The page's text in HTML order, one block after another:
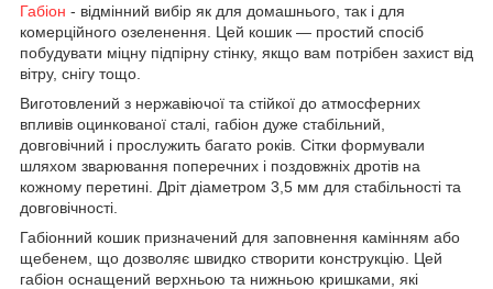
Габіон - відмінний вибір як для домашнього, так і для
комерційного озеленення. Цей кошик — простий спосіб
побудувати міцну підпірну стінку, якщо вам потрібен захист від
вітру, снігу тощо.
Виготовлений з нержавіючої та стійкої до атмосферних
впливів оцинкованої сталі, габіон дуже стабільний,
довговічний і прослужить багато років. Сітки формували
шляхом зварювання поперечних і поздовжніх дротів на
кожному перетині. Дріт діаметром 3,5 мм для стабільності та
довговічності.
Габіонний кошик призначений для заповнення камінням або
щебенем, що дозволяє швидко створити конструкцію. Цей
габіон оснащений верхньою та нижньою кришками, які